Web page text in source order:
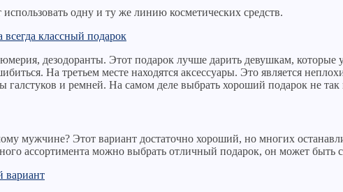
одну и ту же линию косметических средств.
дезодоранты. Этот подарок лучше дарить девушкам,
На третьем месте находятся аксессуары. Это является
галстуков и ремней. На самом деле выбрать хороший подарок не так
мужчине? Этот вариант достаточно хороший, но многих
ассортимента можно выбрать отличный подарок, он может